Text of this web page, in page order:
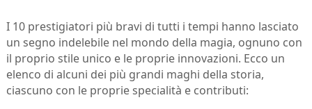
I 10 prestigiatori più bravi di tutti i tempi hanno lasciato
un segno indelebile nel mondo della magia, ognuno con
il proprio stile unico e le proprie innovazioni. Ecco un
elenco di alcuni dei più grandi maghi della storia,
ciascuno con le proprie specialità e contributi: